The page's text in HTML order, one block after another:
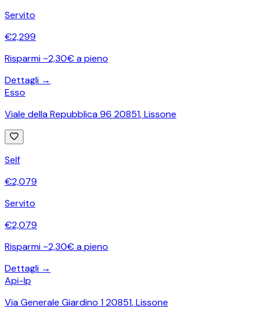
Servito
€2,299
Risparmi ~2,30€ a pieno
Dettagli →
Esso
Viale della Repubblica 96 20851,Lissone
Self
€2,079
Servito
€2,079
Risparmi ~2,30€ a pieno
Dettagli →
Api-Ip
Via Generale Giardino 1 20851,Lissone